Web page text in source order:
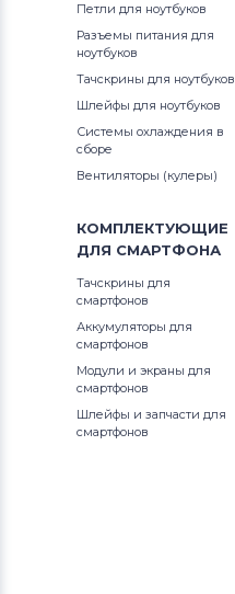
Петли для ноутбуков
Разъемы питания для
ноутбуков
Тачскрины для ноутбуков
Шлейфы для ноутбуков
Системы охлаждения в
сборе
Вентиляторы (кулеры)
КОМПЛЕКТУЮЩИЕ
ДЛЯ СМАРТФОНА
Тачскрины для
смартфонов
Аккумуляторы для
смартфонов
Модули и экраны для
смартфонов
Шлейфы и запчасти для
смартфонов